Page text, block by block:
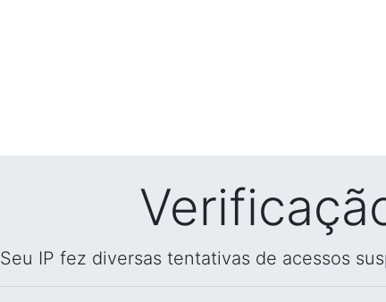
Seu IP fez diversas tentativas de acessos